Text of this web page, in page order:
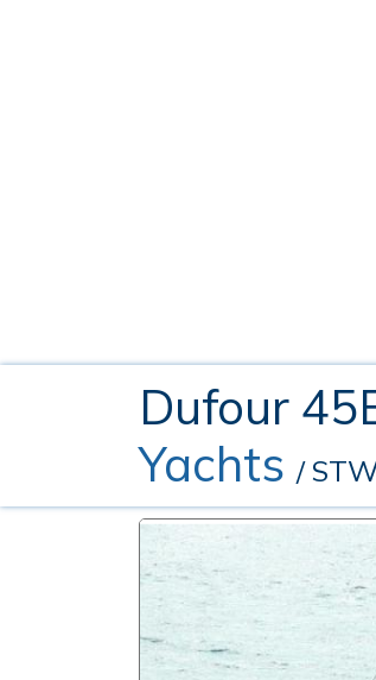
Dufour
Yachts /